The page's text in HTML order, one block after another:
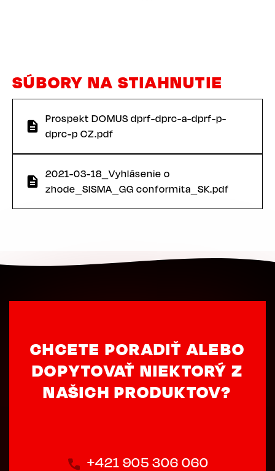
SÚBORY NA STIAHNUTIE
Prospekt DOMUS dprf-dprc-a-dprf-p-
dprc-p CZ.pdf
2021-03-18_Vyhlásenie o
zhode_SISMA_GG conformita_SK.pdf
CHCETE PORADIŤ ALEBO
DOPYTOVAŤ NIEKTORÝ Z
NAŠICH PRODUKTOV?
+421 905 306 060